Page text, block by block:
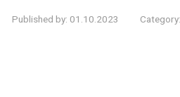
Published by: 01.10.2023 Category: